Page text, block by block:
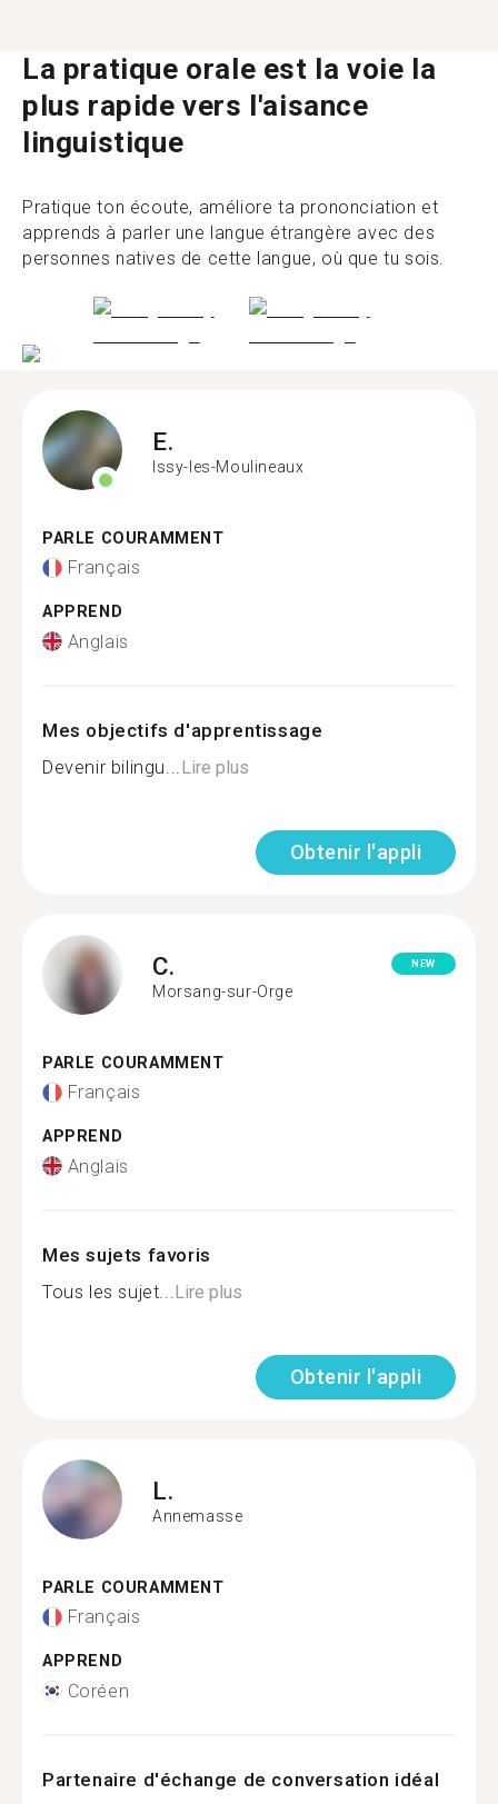
La pratique orale est la voie la
plus rapide vers l'aisance
linguistique
Pratique ton écoute, améliore ta prononciation et
apprends à parler une langue étrangère avec des
personnes natives de cette langue, où que tu sois.
E.
Issy-les-Moulineaux
PARLE COURAMMENT
Français
APPREND
Anglais
Mes objectifs d'apprentissage
Devenir bilingu... Lire plus
Obtenir l'appli
C.
Morsang-sur-Orge
NEW
PARLE COURAMMENT
Français
APPREND
Anglais
Mes sujets favoris
Tous les sujet... Lire plus
Obtenir l'appli
L.
Annemasse
PARLE COURAMMENT
Français
APPREND
Coréen
Partenaire d'échange de conversation idéal